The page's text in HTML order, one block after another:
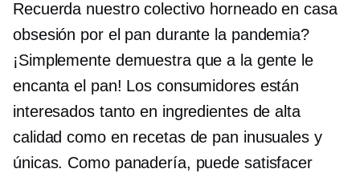
Recuerda nuestro colectivo horneado en casa
obsesión por el pan durante la pandemia?
¡Simplemente demuestra que a la gente le
encanta el pan! Los consumidores están
interesados ​​tanto en ingredientes de alta
calidad como en recetas de pan inusuales y
únicas. Como panadería, puede satisfacer